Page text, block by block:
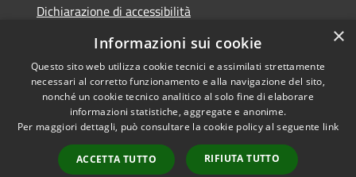
Dichiarazione di accessibilità
Obiettivi di accessibilità
Accessibilità
Copyright © 2026 • Comune di
San Giorgio Bigarello •
Powered byMunicipium
×
Informazioni sui cookie
Questo sito web utilizza cookie tecnici e assimilati strettamente
necessari al corretto funzionamento e alla navigazione del sito,
nonché un cookie tecnico analitico al solo fine di elaborare
informazioni statistiche, aggregate e anonime.
Per maggiori dettagli, può consultare la cookie policy al seguente link
ACCETTA TUTTO RIFIUTA TUTTO